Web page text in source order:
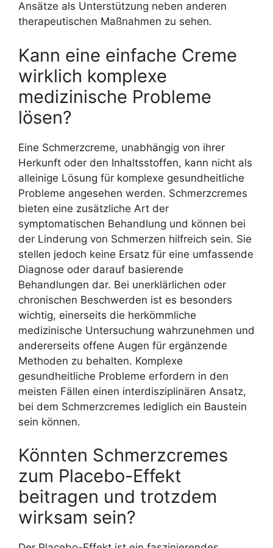
Ansätze als Unterstützung neben anderen
therapeutischen Maßnahmen zu sehen.
Kann eine einfache Creme
wirklich komplexe
medizinische Probleme
lösen?
Eine Schmerzcreme, unabhängig von ihrer
Herkunft oder den Inhaltsstoffen, kann nicht als
alleinige Lösung für komplexe gesundheitliche
Probleme angesehen werden. Schmerzcremes
bieten eine zusätzliche Art der
symptomatischen Behandlung und können bei
der Linderung von Schmerzen hilfreich sein. Sie
stellen jedoch keine Ersatz für eine umfassende
Diagnose oder darauf basierende
Behandlungen dar. Bei unerklärlichen oder
chronischen Beschwerden ist es besonders
wichtig, einerseits die herkömmliche
medizinische Untersuchung wahrzunehmen und
andererseits offene Augen für ergänzende
Methoden zu behalten. Komplexe
gesundheitliche Probleme erfordern in den
meisten Fällen einen interdisziplinären Ansatz,
bei dem Schmerzcremes lediglich ein Baustein
sein können.
Könnten Schmerzcremes
zum Placebo-Effekt
beitragen und trotzdem
wirksam sein?